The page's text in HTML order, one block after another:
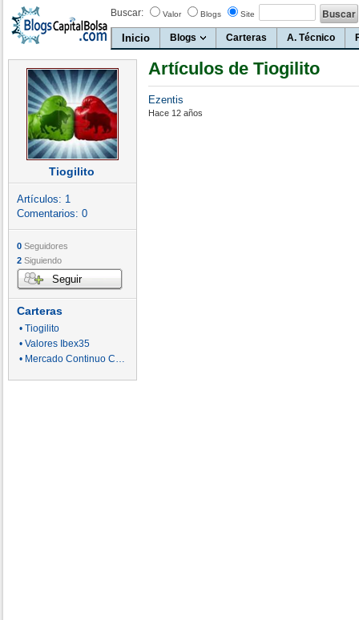
Buscar: Valor Blogs Site
Inicio Blogs Carteras A. Técnico
Tiogilito
Artículos: 1
Comentarios: 0
0 Seguidores
2 Siguiendo
Seguir
Carteras
• Tiogilito
• Valores Ibex35
• Mercado Continuo Cortos y Larg
Artículos de Tiogilito
Ezentis
Hace 12 años